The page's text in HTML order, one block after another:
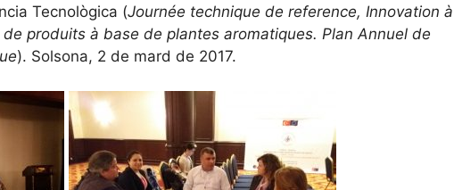
Tecnològica (Journée technique de reference, Innovation à
produits à base de plantes aromatiques. Plan Annuel de
). Solsona, 2 de mard de 2017.